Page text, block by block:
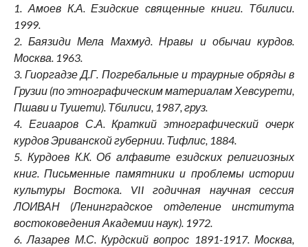
1. Амоев К.А. Езидские священные книги. Тбилиси.
1999.
2. Баязиди Мела Махмуд. Нравы и обычаи курдов.
Москва. 1963.
3. Гиоргадзе Д.Г. Погребальные и траурные обряды в
Грузии (по этнографическим материалам Хевсурети,
Пшави и Тушети). Тбилиси, 1987, груз.
4. Егиааров С.А. Краткий этнографический очерк
курдов Эриванской губернии. Тифлис, 1884.
5. Курдоев К.К. Об алфавите езидских религиозных
книг. Письменные памятники и проблемы истории
культуры Востока. VII годичная научная сессия
ЛОИВАН (Ленинградское отделение института
востоковедения Академии наук). 1972.
6. Лазарев М.С. Курдский вопрос 1891-1917. Москва,